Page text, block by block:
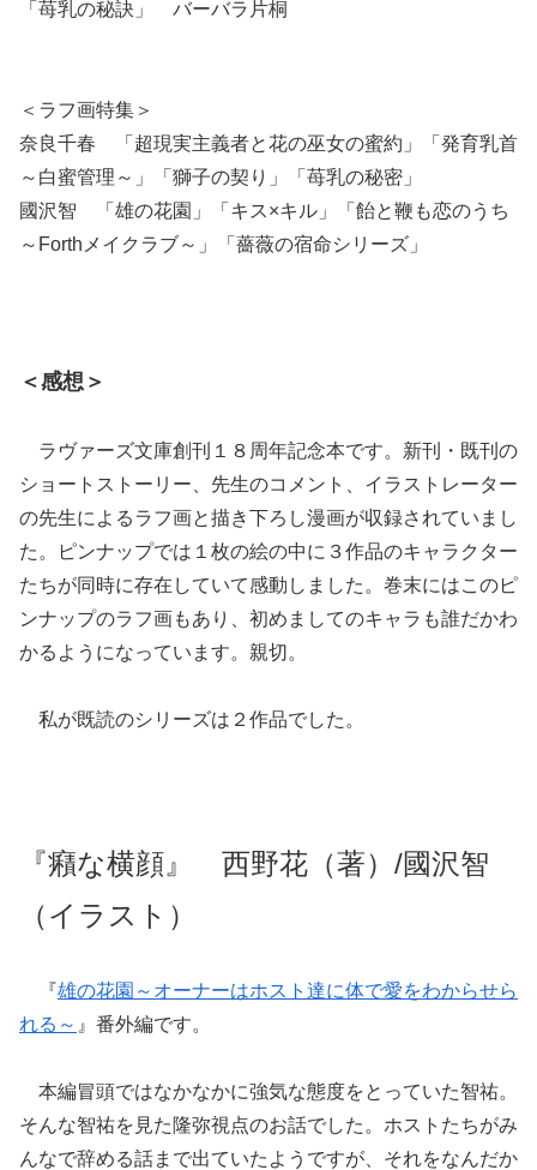
「苺乳の秘訣」 バーバラ片桐
＜ラフ画特集＞
奈良千春 「超現実主義者と花の巫女の蜜約」「発育乳首
～白蜜管理～」「獅子の契り」「苺乳の秘密」
國沢智 「雄の花園」「キス×キル」「飴と鞭も恋のうち
～Forthメイクラブ～」「薔薇の宿命シリーズ」
＜感想＞
ラヴァーズ文庫創刊１８周年記念本です。新刊・既刊の
ショートストーリー、先生のコメント、イラストレーター
の先生によるラフ画と描き下ろし漫画が収録されていまし
た。ピンナップでは１枚の絵の中に３作品のキャラクター
たちが同時に存在していて感動しました。巻末にはこのピ
ンナップのラフ画もあり、初めましてのキャラも誰だかわ
かるようになっています。親切。
私が既読のシリーズは２作品でした。
『癪な横顔』 西野花（著）/國沢智
（イラスト）
『雄の花園～オーナーはホスト達に体で愛をわからせら
れる～ 』番外編です。
本編冒頭ではなかなかに強気な態度をとっていた智祐。
そんな智祐を見た隆弥視点のお話でした。ホストたちがみ
んなで辞める話まで出ていたようですが、それをなんだか